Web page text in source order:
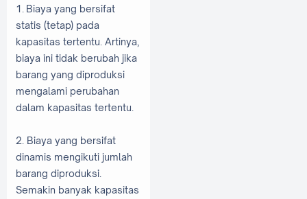
1. Biaya yang bersifat
statis (tetap) pada
kapasitas tertentu. Artinya,
biaya ini tidak berubah jika
barang yang diproduksi
mengalami perubahan
dalam kapasitas tertentu.
2. Biaya yang bersifat
dinamis mengikuti jumlah
barang diproduksi.
Semakin banyak kapasitas